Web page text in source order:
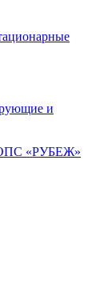
и
ОПС «РУБЕЖ»